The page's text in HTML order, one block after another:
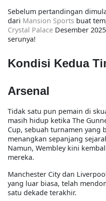
Sebelum pertandingan
dari Mansion Sports buat
Crystal Palace Desember
serunya!
Kondisi Kedua
Arsenal
Tidak satu pun pemain di
masih hidup ketika The
Cup, sebuah turnamen yang
menangkan sepanjang
Namun, Wembley kini
mereka.
Manchester City dan
yang luar biasa, telah
satu dekade terakhir.